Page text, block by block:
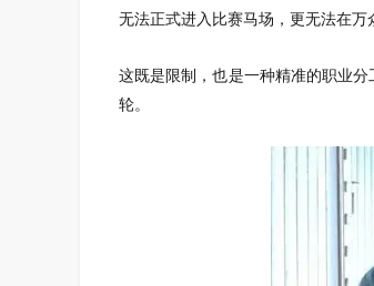
无法正式进入比赛马场，更无法在万
这既是限制，也是一种精准的职业
轮。